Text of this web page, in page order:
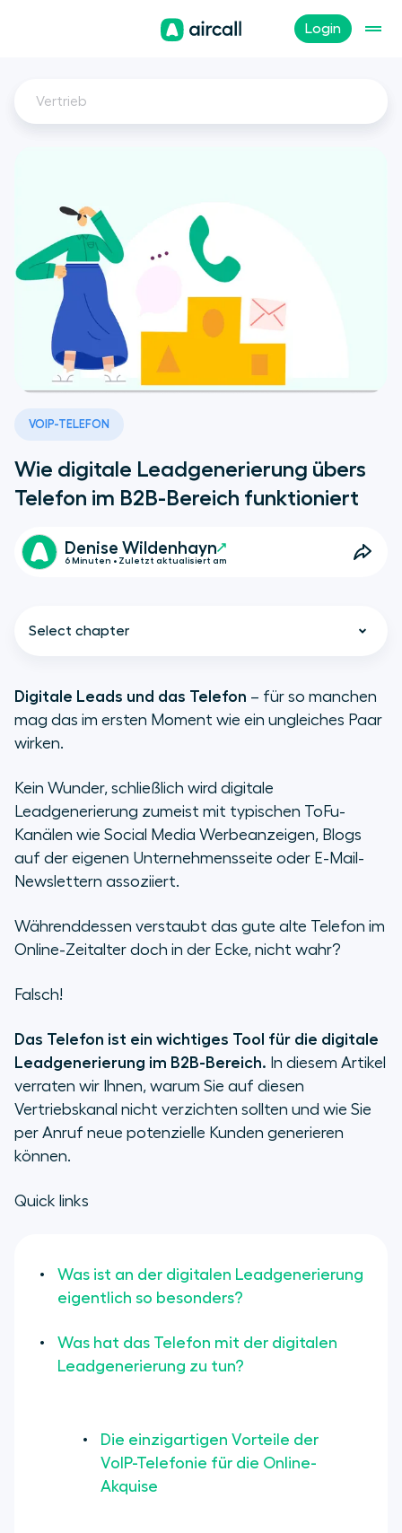
Login
Vertrieb
VOIP-TELEFON
Wie digitale Leadgenerierung übers
Telefon im B2B-Bereich funktioniert
Denise Wildenhayn
6 Minuten • Zuletzt aktualisiert am
Select chapter
besonders?
Was hat das Telefon mit der
digitalen Leadgenerierung zu tun?
übers Telefon?
(2) Klären Sie die Bedeutung des
Telefons im Sales-Prozess
(3) Erstellen Sie einen wasserdichten
Leitfaden für die telefonische Online-
sind nicht nur möglich, sondern
fundamental
Digitale Leads und das Telefon – für so manchen
mag das im ersten Moment wie ein ungleiches Paar
wirken.
Kein Wunder, schließlich wird digitale
Leadgenerierung zumeist mit typischen ToFu-
Kanälen wie Social Media Werbeanzeigen, Blogs
auf der eigenen Unternehmensseite oder E-Mail-
Newslettern assoziiert.
Währenddessen verstaubt das gute alte Telefon im
Online-Zeitalter doch in der Ecke, nicht wahr?
Falsch!
Das Telefon ist ein wichtiges Tool für die digitale
Leadgenerierung im B2B-Bereich. In diesem Artikel
verraten wir Ihnen, warum Sie auf diesen
Vertriebskanal nicht verzichten sollten und wie Sie
per Anruf neue potenzielle Kunden generieren
können.
Quick links
Was ist an der digitalen Leadgenerierung
eigentlich so besonders?
Was hat das Telefon mit der digitalen
Leadgenerierung zu tun?
Die einzigartigen Vorteile der
VoIP-Telefonie für die Online-
Akquise